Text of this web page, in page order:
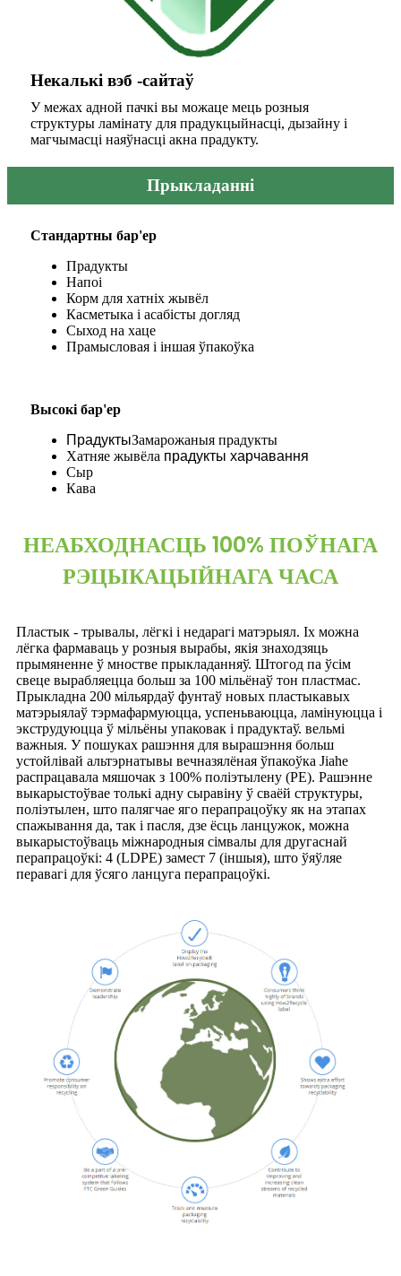
Некалькі вэб -сайтаў
У межах адной пачкі вы можаце мець розныя
структуры ламінату для прадукцыйнасці, дызайну і
магчымасці наяўнасці акна прадукту.
Прыкладанні
Стандартны бар'ер
Прадукты
Напоі
Корм для хатніх жывёл
Касметыка і асабісты догляд
Сыход на хаце
Прамысловая і іншая ўпакоўка
Высокі бар'ер
ПрадуктыЗамарожаныя прадукты
Хатняе жывёла прадукты харчавання
Сыр
Кава
НЕАБХОДНАСЦЬ 100% ПОЎНАГА
РЭЦЫКАЦЫЙНАГА ЧАСА
Пластык - трывалы, лёгкі і недарагі матэрыял. Іх можна
лёгка фармаваць у розныя вырабы, якія знаходзяць
прымяненне ў мностве прыкладанняў. Штогод па ўсім
свеце вырабляецца больш за 100 мільёнаў тон пластмас.
Прыкладна 200 мільярдаў фунтаў новых пластыкавых
матэрыялаў тэрмафармуюцца, успеньваюцца, ламінуюцца і
экструдуюцца ў мільёны упаковак і прадуктаў. вельмі
важныя. У пошуках рашэння для вырашэння больш
устойлівай альтэрнатывы вечназялёная ўпакоўка Jiahe
распрацавала мяшочак з 100% поліэтылену (PE). Рашэнне
выкарыстоўвае толькі адну сыравіну ў сваёй структуры,
поліэтылен, што палягчае яго перапрацоўку як на этапах
спажывання да, так і пасля, дзе ёсць ланцужок, можна
выкарыстоўваць міжнародныя сімвалы для другаснай
перапрацоўкі: 4 (LDPE) замест 7 (іншыя), што ўяўляе
перавагі для ўсяго ланцуга перапрацоўкі.